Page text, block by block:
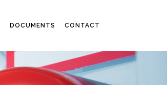
DOCUMENTS CONTACT